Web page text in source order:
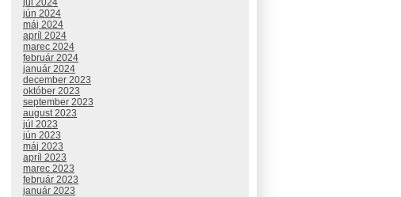
júl 2024
jún 2024
máj 2024
apríl 2024
marec 2024
február 2024
január 2024
december 2023
október 2023
september 2023
august 2023
júl 2023
jún 2023
máj 2023
apríl 2023
marec 2023
február 2023
január 2023